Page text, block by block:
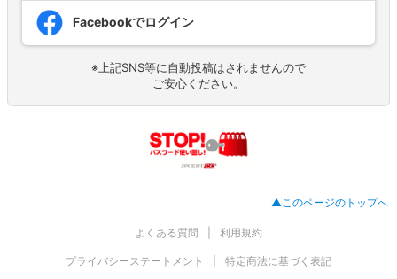
Facebookでログイン
※上記SNS等に自動投稿はされませんので
ご安心ください。
▲このページのトップへ
よくある質問 利用規約
プライバシーステートメント 特定商法に基づく表記